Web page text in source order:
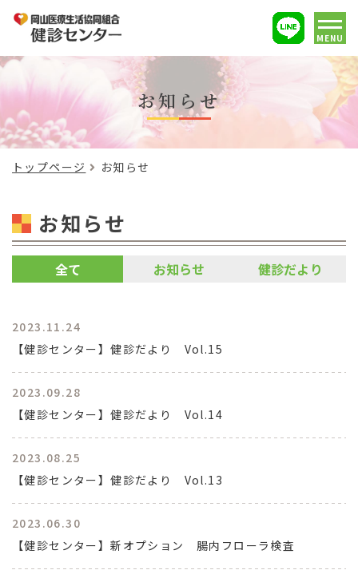
MENU
お知らせ
トップページ お知らせ
お知らせ
全て お知らせ 健診だより
2023.11.24
【健診センター】健診だより Vol.15
2023.09.28
【健診センター】健診だより Vol.14
2023.08.25
【健診センター】健診だより Vol.13
2023.06.30
【健診センター】新オプション 腸内フローラ検査